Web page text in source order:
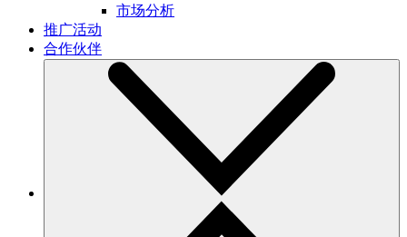
市场分析
推广活动
合作伙伴